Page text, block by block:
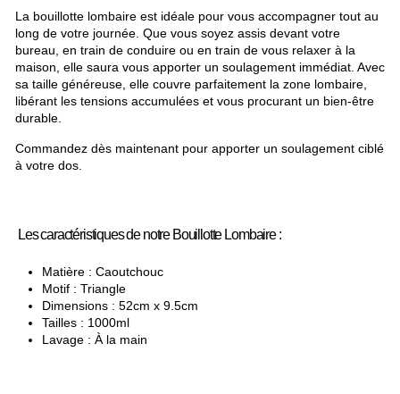
La bouillotte lombaire est idéale pour vous accompagner tout au
long de votre journée. Que vous soyez assis devant votre
bureau, en train de conduire ou en train de vous relaxer à la
maison, elle saura vous apporter un soulagement immédiat. Avec
sa taille généreuse, elle couvre parfaitement la zone lombaire,
libérant les tensions accumulées et vous procurant un bien-être
durable.
Commandez dès maintenant pour apporter un soulagement ciblé
à votre dos.
Les caractéristiques de notre Bouillotte Lombaire :
Matière : Caoutchouc
Motif : Triangle
Dimensions : 52cm x 9.5cm
Tailles : 1000ml
Lavage : À la main